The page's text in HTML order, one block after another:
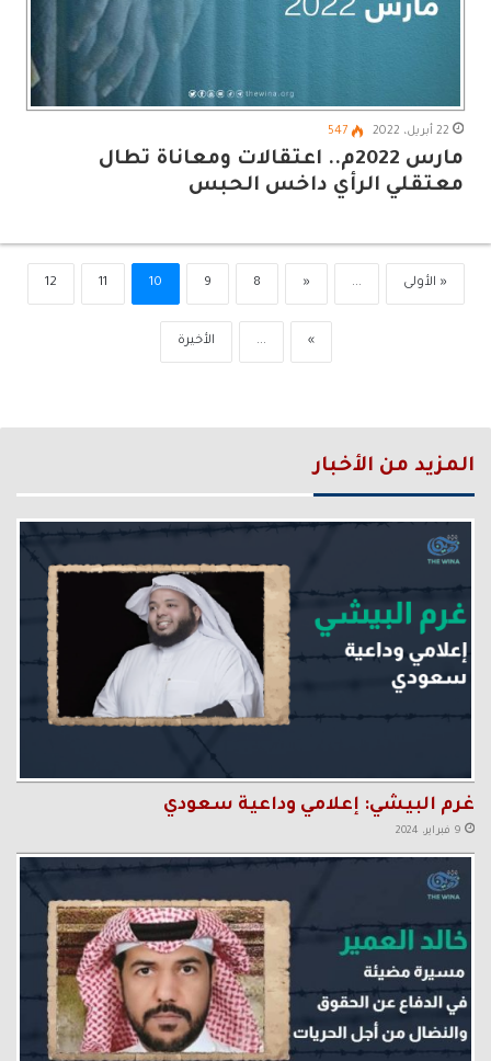
22 أبريل، 2022 547
مارس 2022م.. اعتقالات ومعاناة تطال
معتقلي الرأي داخس الحبس
« الأولى ...
«
8
9
10
11
12
»
... الأخيرة
المزيد من الأخبار
غرم البيشي: إعلامي وداعية سعودي
9 فبراير، 2024